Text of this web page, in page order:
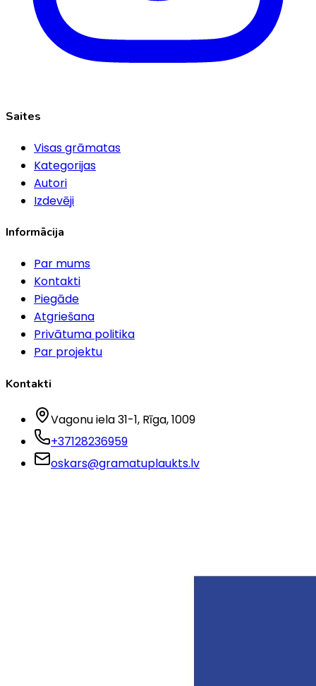
Saites
Visas grāmatas
Kategorijas
Autori
Izdevēji
Informācija
Par mums
Kontakti
Piegāde
Atgriešana
Privātuma politika
Par projektu
Kontakti
Vagonu iela 31-1, Rīga, 1009
+37128236959
oskars@gramatuplaukts.lv